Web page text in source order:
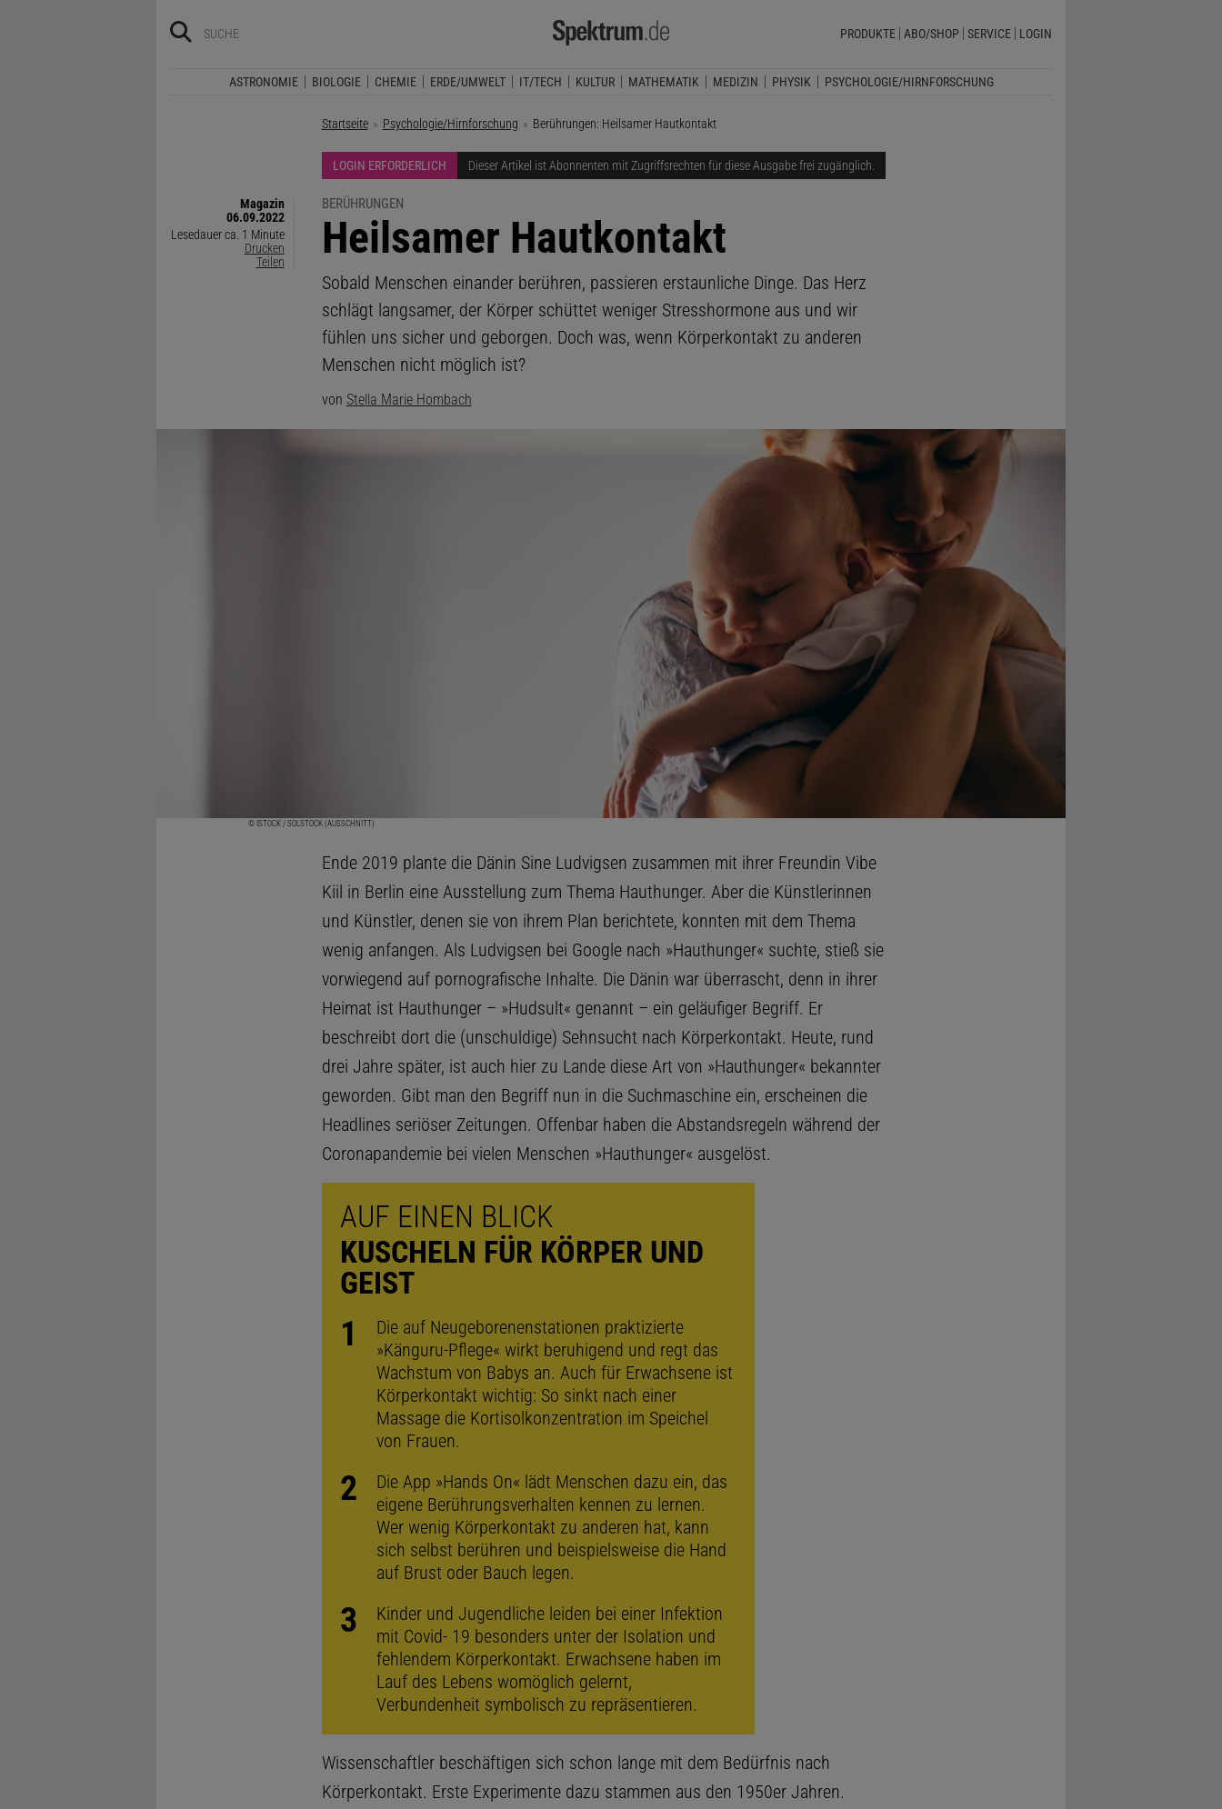
PRODUKTE ABO/SHOP SERVICE LOGIN
ASTRONOMIE BIOLOGIE CHEMIE ERDE/UMWELT IT/TECH KULTUR MATHEMATIK MEDIZIN PHYSIK PSYCHOLOGIE/HIRNFORSCHUNG
Startseite Psychologie/Hirnforschung Aktuelle Seite:
Berührungen: Heilsamer Hautkontakt
LOGIN ERFORDERLICH Dieser Artikel ist Abonnenten mit Zugriffsrechten für diese Ausgabe frei zugänglich.
Magazin
06.09.2022
Lesedauer ca. 1 Minute
Drucken
Teilen
BERÜHRUNGEN
:
Heilsamer Hautkontakt
Sobald Menschen einander berühren, passieren erstaunliche Dinge. Das Herz
schlägt langsamer, der Körper schüttet weniger Stresshormone aus und wir
fühlen uns sicher und geborgen. Doch was, wenn Körperkontakt zu anderen
Menschen nicht möglich ist?
von Stella Marie Hombach
© ISTOCK / SOLSTOCK (AUSSCHNITT)
Ende 2019 plante die Dänin Sine Ludvigsen zusammen mit ihrer Freundin Vibe
Kiil in Berlin eine Ausstellung zum Thema Hauthunger. Aber die Künstlerinnen
und Künstler, denen sie von ihrem Plan berichtete, konnten mit dem Thema
wenig anfangen. Als Ludvigsen bei Google nach »Hauthunger« suchte, stieß sie
vorwiegend auf pornografische Inhalte. Die Dänin war überrascht, denn in ihrer
Heimat ist Hauthunger – »Hudsult« genannt – ein geläufiger Begriff. Er
beschreibt dort die (unschuldige) Sehnsucht nach Körperkontakt. Heute, rund
drei Jahre später, ist auch hier zu Lande diese Art von »Hauthunger« bekannter
geworden. Gibt man den Begriff nun in die Suchmaschine ein, erscheinen die
Headlines seriöser Zeitungen. Offenbar haben die Abstandsregeln während der
Coronapandemie bei vielen Menschen »Hauthunger« ausgelöst.
AUF EINEN BLICK
KUSCHELN FÜR KÖRPER UND
GEIST
Die auf Neugeborenenstationen praktizierte
»Känguru-Pflege« wirkt beruhigend und regt das
Wachstum von Babys an. Auch für Erwachsene ist
Körperkontakt wichtig: So sinkt nach einer
Massage die Kortisolkonzentration im Speichel
von Frauen.
Die App »Hands On« lädt Menschen dazu ein, das
eigene Berührungsverhalten kennen zu lernen.
Wer wenig Körperkontakt zu anderen hat, kann
sich selbst berühren und beispielsweise die Hand
auf Brust oder Bauch legen.
Kinder und Jugendliche leiden bei einer Infektion
mit Covid- 19 besonders unter der Isolation und
fehlendem Körperkontakt. Erwachsene haben im
Lauf des Lebens womöglich gelernt,
Verbundenheit symbolisch zu repräsentieren.
Wissenschaftler beschäftigen sich schon lange mit dem Bedürfnis nach
Körperkontakt. Erste Experimente dazu stammen aus den 1950er Jahren.